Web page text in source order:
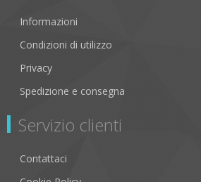
Informazioni
Condizioni di utilizzo
Privacy
Spedizione e consegna
Servizio clienti
Contattaci